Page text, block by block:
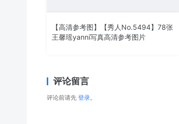
【高清参考图】【秀人No.5494】78张
王馨瑶yanni写真高清参考图片
评论留言
评论前请先 登录。